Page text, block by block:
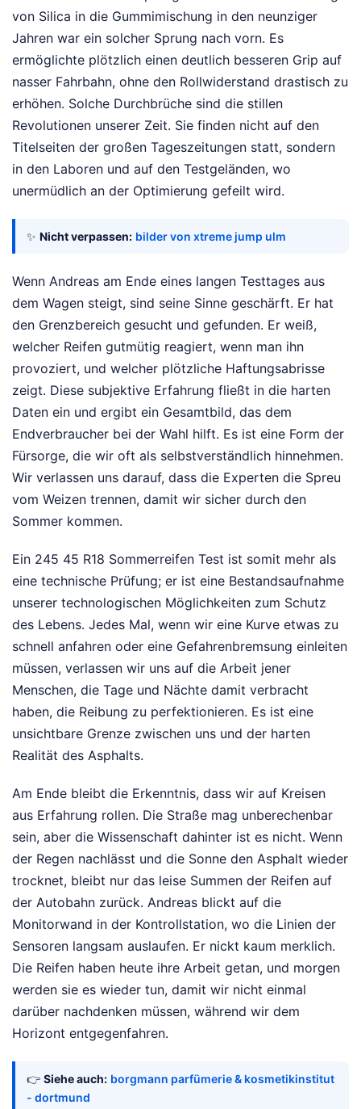
von Silica in die Gummimischung in den neunziger
Jahren war ein solcher Sprung nach vorn. Es
ermöglichte plötzlich einen deutlich besseren Grip auf
nasser Fahrbahn, ohne den Rollwiderstand drastisch zu
erhöhen. Solche Durchbrüche sind die stillen
Revolutionen unserer Zeit. Sie finden nicht auf den
Titelseiten der großen Tageszeitungen statt, sondern
in den Laboren und auf den Testgeländen, wo
unermüdlich an der Optimierung gefeilt wird.
✨ Nicht verpassen: bilder von xtreme jump ulm
Wenn Andreas am Ende eines langen Testtages aus
dem Wagen steigt, sind seine Sinne geschärft. Er hat
den Grenzbereich gesucht und gefunden. Er weiß,
welcher Reifen gutmütig reagiert, wenn man ihn
provoziert, und welcher plötzliche Haftungsabrisse
zeigt. Diese subjektive Erfahrung fließt in die harten
Daten ein und ergibt ein Gesamtbild, das dem
Endverbraucher bei der Wahl hilft. Es ist eine Form der
Fürsorge, die wir oft als selbstverständlich hinnehmen.
Wir verlassen uns darauf, dass die Experten die Spreu
vom Weizen trennen, damit wir sicher durch den
Sommer kommen.
Ein 245 45 R18 Sommerreifen Test ist somit mehr als
eine technische Prüfung; er ist eine Bestandsaufnahme
unserer technologischen Möglichkeiten zum Schutz
des Lebens. Jedes Mal, wenn wir eine Kurve etwas zu
schnell anfahren oder eine Gefahrenbremsung einleiten
müssen, verlassen wir uns auf die Arbeit jener
Menschen, die Tage und Nächte damit verbracht
haben, die Reibung zu perfektionieren. Es ist eine
unsichtbare Grenze zwischen uns und der harten
Realität des Asphalts.
Am Ende bleibt die Erkenntnis, dass wir auf Kreisen
aus Erfahrung rollen. Die Straße mag unberechenbar
sein, aber die Wissenschaft dahinter ist es nicht. Wenn
der Regen nachlässt und die Sonne den Asphalt wieder
trocknet, bleibt nur das leise Summen der Reifen auf
der Autobahn zurück. Andreas blickt auf die
Monitorwand in der Kontrollstation, wo die Linien der
Sensoren langsam auslaufen. Er nickt kaum merklich.
Die Reifen haben heute ihre Arbeit getan, und morgen
werden sie es wieder tun, damit wir nicht einmal
darüber nachdenken müssen, während wir dem
Horizont entgegenfahren.
👉 Siehe auch: borgmann parfümerie & kosmetikinstitut
- dortmund